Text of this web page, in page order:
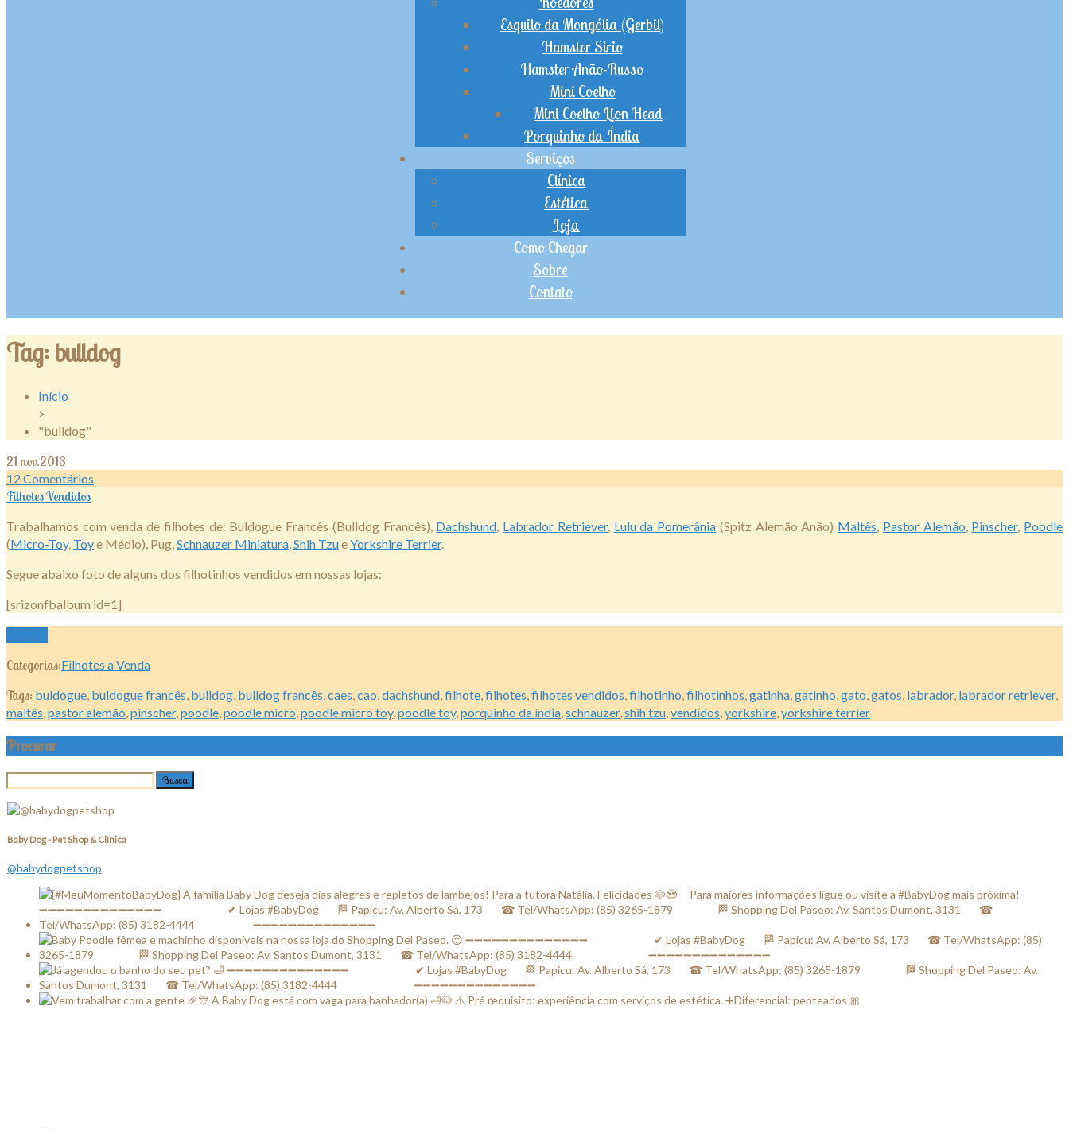
Esquilo da Mongólia (Gerbil)
Hamster Sírio
Hamster Anão-Russo
Mini Coelho
Mini Coelho Lion Head
Porquinho da Índia
Serviços
Clínica
Estética
Loja
Como Chegar
Sobre
Contato
Tag: bulldog
Início
>
"bulldog"
21 nov.2013
12 Comentários
Filhotes Vendidos
Trabalhamos com venda de filhotes de: Buldogue Francês (Bulldog Francês), Dachshund, Labrador Retriever, Lulu da Pomerânia (Spitz Alemão Anão) Maltês, Pastor Alemão, Pinscher, Poodle
(Micro-Toy, Toye Médio), Pug,Schnauzer Miniatura,Shih TzueYorkshire Terrier.
Segue abaixo foto de alguns dos filhotinhos vendidos em nossas lojas:
[srizonfbalbum id=1]
Categorias:Filhotes a Venda
Tags: buldogue, buldogue francês, bulldog, bulldog francês,caes,cao,dachshund,filhote,filhotes,filhotes vendidos,filhotinho,filhotinhos,gatinha,gatinho,gato,gatos, labrador, labrador retriever,
maltês,pastor alemão,pinscher,poodle,poodle micro,poodle micro toy,poodle toy,porquinho da índia,schnauzer,shih tzu,vendidos,yorkshire,yorkshire terrier
Procurar
Baby Dog - Pet Shop & Clínica
@babydogpetshop